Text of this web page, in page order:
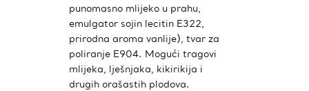
punomasno mlijeko u prahu,
emulgator sojin lecitin E322,
prirodna aroma vanlije), tvar za
poliranje E904. Mogući tragovi
mlijeka, lješnjaka, kikirikija i
drugih orašastih plodova.